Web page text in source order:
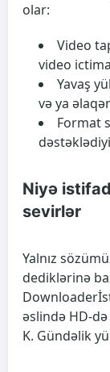
olar:
Video
video
Yavaş
və ya
Format
Niyə
sevirlər
Yalnız
dediklərinə
Downloader
əslində HD-
K. Gündəlik